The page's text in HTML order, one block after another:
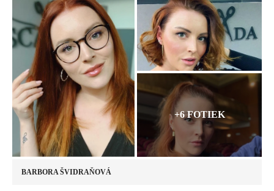
+6 FOTIEK
BARBORA ŠVIDRAŇOVÁ